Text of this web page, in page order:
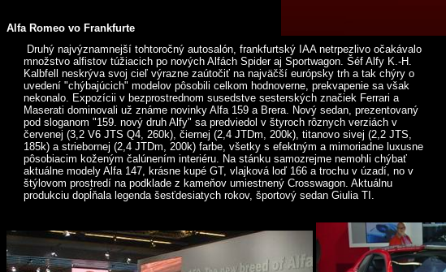
Alfa Romeo vo Frankfurte
Druhý najvýznamnejší tohtoročný autosalón, frankfurtský IAA netrpezlivo očakávalo
množstvo alfistov túžiacich po nových Alfách Spider aj Sportwagon. Šéf Alfy K.-H.
Kalbfell neskrýva svoj cieľ výrazne zaútočiť na najväčší európsky trh a tak chýry o
uvedení "chýbajúcich" modelov pôsobili celkom hodnoverne, prekvapenie sa však
nekonalo. Expozícii v bezprostrednom susedstve sesterských značiek Ferrari a
Maserati dominovali už známe novinky Alfa 159 a Brera. Nový sedan, prezentovaný
pod sloganom "159. nový druh Alfy" sa predviedol v štyroch rôznych verziách v
červenej (3,2 V6 JTS Q4, 260k), čiernej (2,4 JTDm, 200k), titanovo sivej (2,2 JTS,
185k) a striebornej (2,4 JTDm, 200k) farbe, všetky s efektným a mimoriadne luxusne
pôsobiacim koženým čalúnením interiéru. Na stánku samozrejme nemohli chýbať
aktuálne modely Alfa 147, krásne kupé GT, vlajková loď 166 a trochu v úzadí, no v
štýlovom prostredí na podklade z kameňov umiestnený Crosswagon. Aktuálnu
produkciu dopĺňala legenda šesťdesiatych rokov, športový sedan Giulia TI.